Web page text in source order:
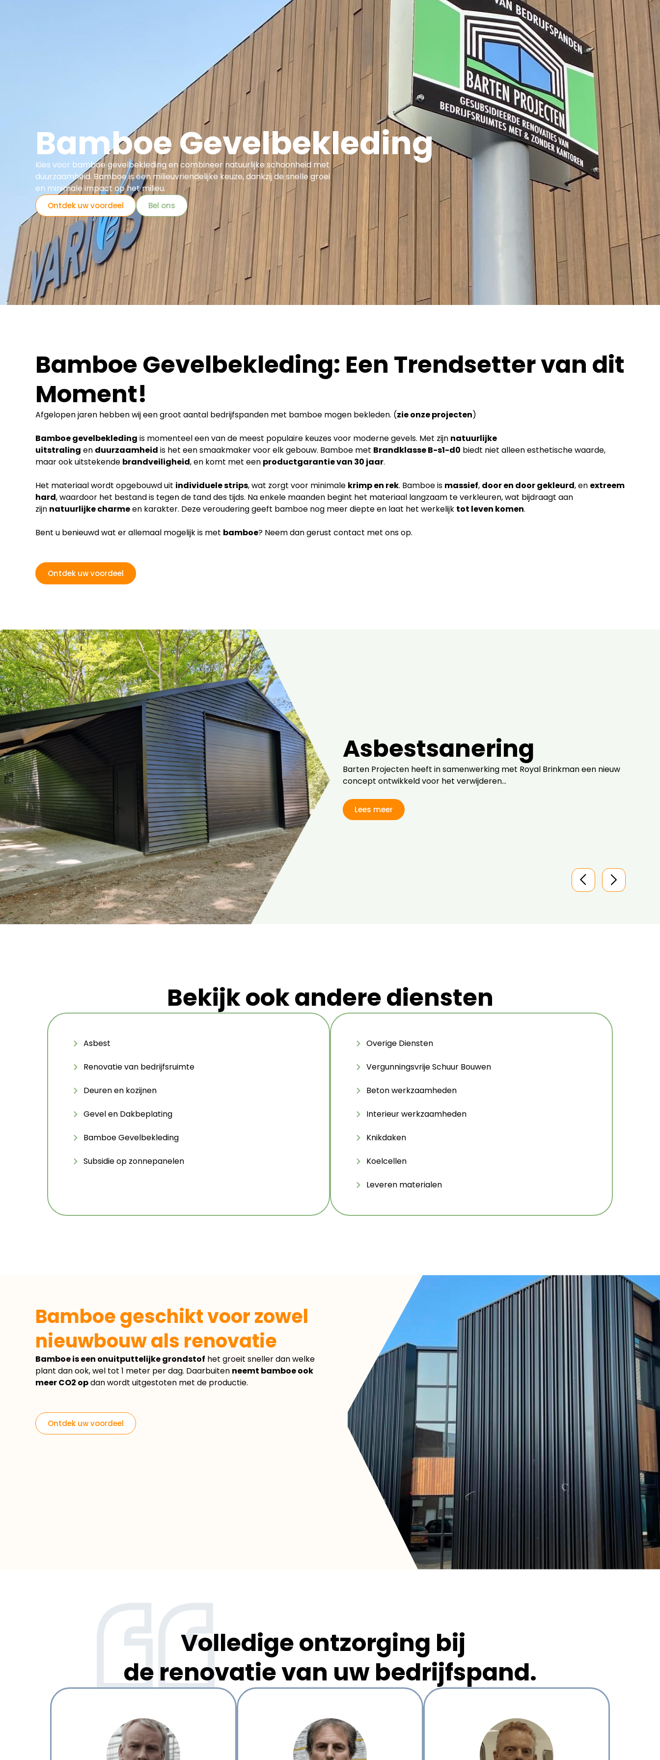
Overige Diensten Over ons Vacatures Contact Offerte aanvragen
Bamboe Gevelbekleding
Kies voor bamboe gevelbekleding en combineer natuurlijke schoonheid met
duurzaamheid. Bamboe is een milieuvriendelijke keuze, dankzij de snelle groei
en minimale impact op het milieu.
Ontdek uw voordeel Bel ons
Bamboe Gevelbekleding: Een Trendsetter van dit
Moment!
Afgelopen jaren hebben wij een groot aantal bedrijfspanden met bamboe mogen bekleden. (zie onze projecten)
Bamboe gevelbekleding is momenteel een van de meest populaire keuzes voor moderne gevels. Met zijn natuurlijke
uitstraling en duurzaamheid is het een smaakmaker voor elk gebouw. Bamboe met Brandklasse B-s1-d0 biedt niet alleen esthetische waarde,
maar ook uitstekende brandveiligheid, en komt met een productgarantie van 30 jaar.
Het materiaal wordt opgebouwd uit individuele strips, wat zorgt voor minimale krimp en rek. Bamboe is massief, door en door gekleurd, en extreem
hard, waardoor het bestand is tegen de tand des tijds. Na enkele maanden begint het materiaal langzaam te verkleuren, wat bijdraagt aan
zijn natuurlijke charmeen karakter. Deze veroudering geeft bamboe nog meer diepte en laat het werkelijk tot leven komen.
Bent u benieuwd wat er allemaal mogelijk is met bamboe? Neem dan gerust contact met ons op.
Ontdek uw voordeel
Asbestsanering
Barten Projecten heeft in samenwerking met Royal Brinkman een nieuw
concept ontwikkeld voor het verwijderen...
Lees meer
Bekijk ook andere diensten
Asbest
Renovatie van bedrijfsruimte
Deuren en kozijnen
Gevel en Dakbeplating
Bamboe Gevelbekleding
Subsidie op zonnepanelen
Overige Diensten
Vergunningsvrije Schuur Bouwen
Beton werkzaamheden
Interieur werkzaamheden
Knikdaken
Koelcellen
Leveren materialen
Bamboe geschikt voor zowel
nieuwbouw als renovatie
Bamboe is een onuitputtelijke grondstof het groeit sneller dan welke
plant dan ook, wel tot 1 meter per dag. Daarbuiten neemt bamboe ook
meer CO2 opdan wordt uitgestoten met de productie.
Ontdek uw voordeel
Volledige ontzorging bij
de renovatie van uw bedrijfspand.